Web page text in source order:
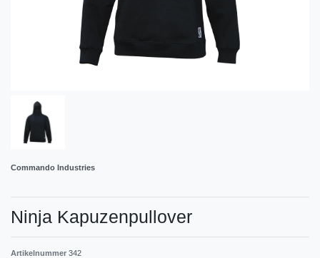
Commando Industries
Ninja Kapuzenpullover
Artikelnummer 342